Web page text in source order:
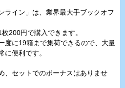
ライン」は、業界最大手ブックオフ
200円で購入できます。
度に19箱まで集荷できるので、大量
に便利です。
、セットでのボーナスはありませ